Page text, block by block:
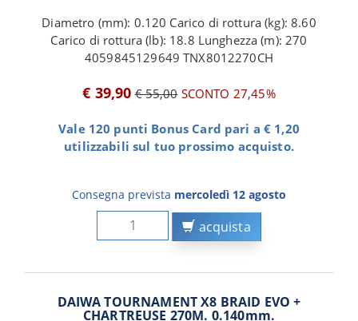
Diametro (mm): 0.120 Carico di rottura (kg): 8.60
Carico di rottura (lb): 18.8 Lunghezza (m): 270
4059845129649 TNX8012270CH
€ 39,90 € 55,00SCONTO 27,45%
Vale 120 punti Bonus Card pari a € 1,20
utilizzabili sul tuo prossimo acquisto.
Consegna prevista mercoledì 12 agosto
acquista
DAIWA TOURNAMENT X8 BRAID EVO +
CHARTREUSE 270M. 0.140mm.